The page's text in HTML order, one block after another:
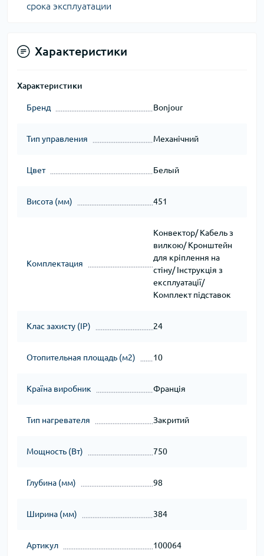
срока эксплуатации
Характеристики
Характеристики
Бренд Bonjour
Тип управления Механічний
Цвет Белый
Висота (мм) 451
Комплектация
Конвектор/ Кабель з
вилкою/ Кронштейн
для кріплення на
стіну/ Інструкція з
експлуатації/
Комплект підставок
Клас захисту (IP) 24
Отопительная площадь (м2) 10
Країна виробник Франція
Тип нагревателя Закритий
Мощность (Вт) 750
Глубина (мм) 98
Ширина (мм) 384
Артикул 100064